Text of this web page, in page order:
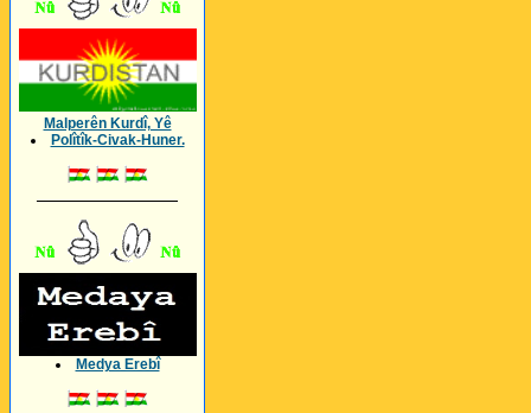
Malperên Kurdî, Yê
Polîtîk-Civak-Huner.
Medya Erebî